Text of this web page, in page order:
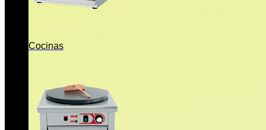
Cocinas